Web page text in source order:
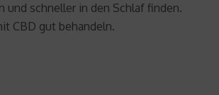
und schneller in den Schlaf finden.
CBD gut behandeln.